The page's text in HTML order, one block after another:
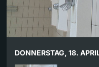
DONNERSTAG, 18.